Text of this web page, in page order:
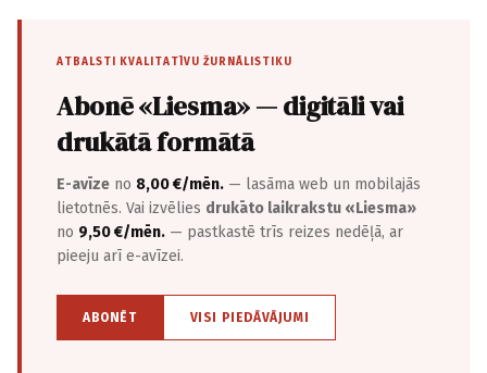
ATBALSTI KVALITATĪVU ŽURNĀLISTIKU
Abonē «Liesma» — digitāli vai
drukātā formātā
E-avīze no 8,00 €/mēn. — lasāma web un mobilajās
lietotnēs. Vai izvēlies drukāto laikrakstu «Liesma»
no 9,50 €/mēn. — pastkastē trīs reizes nedēļā, ar
pieeju arī e-avīzei.
ABONĒT VISI PIEDĀVĀJUMI